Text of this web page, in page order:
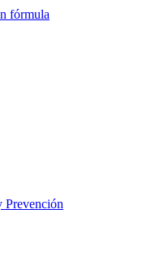
fórmula
Prevención